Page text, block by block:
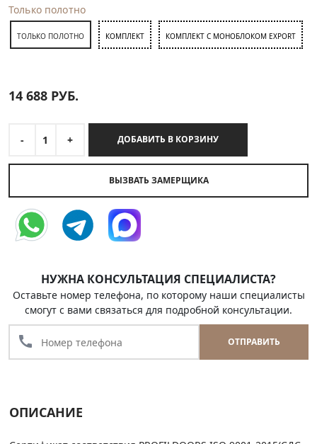
Только полотно
ТОЛЬКО ПОЛОТНО КОМПЛЕКТ КОМПЛЕКТ С МОНОБЛОКОМ EXPORT
14 688 РУБ.
- 1 + ДОБАВИТЬ В КОРЗИНУ
ВЫЗВАТЬ ЗАМЕРЩИКА
НУЖНА КОНСУЛЬТАЦИЯ СПЕЦИАЛИСТА?
Оставьте номер телефона, по которому наши специалисты
смогут с вами связаться для подробной консультации.
call ОТПРАВИТЬ
ОПИСАНИЕ